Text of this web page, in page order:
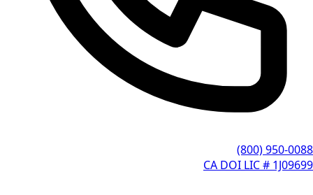
(800) 950-0088
CA DOI LIC # 1J09699